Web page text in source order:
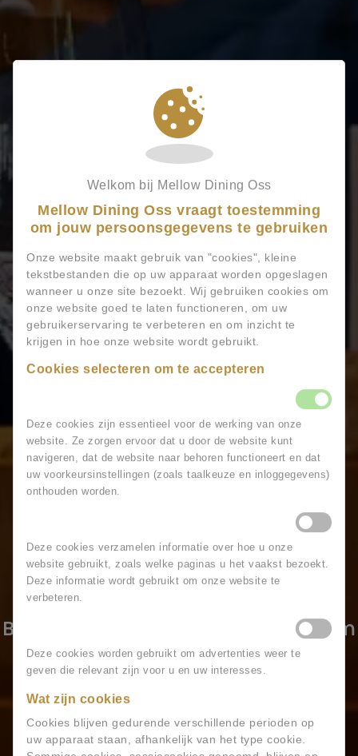
Actueel
Bekijk hier de actualiteiten rondom
Mellow Dining Oss
Welkom bij Mellow Dining Oss
Mellow Dining Oss vraagt toestemming
om jouw persoonsgegevens te gebruiken
Onze website maakt gebruik van "cookies", kleine
tekstbestanden die op uw apparaat worden opgeslagen
wanneer u onze site bezoekt. Wij gebruiken cookies om
onze website goed te laten functioneren, om uw
gebruikerservaring te verbeteren en om inzicht te
krijgen in hoe onze website wordt gebruikt.
Cookies selecteren om te accepteren
Deze cookies zijn essentieel voor de werking van onze
website. Ze zorgen ervoor dat u door de website kunt
navigeren, dat de website naar behoren functioneert en dat
uw voorkeursinstellingen (zoals taalkeuze en inloggegevens)
onthouden worden.
Deze cookies verzamelen informatie over hoe u onze
website gebruikt, zoals welke paginas u het vaakst bezoekt.
Deze informatie wordt gebruikt om onze website te
verbeteren.
Deze cookies worden gebruikt om advertenties weer te
geven die relevant zijn voor u en uw interesses.
Wat zijn cookies
Cookies blijven gedurende verschillende perioden op
uw apparaat staan, afhankelijk van het type cookie.